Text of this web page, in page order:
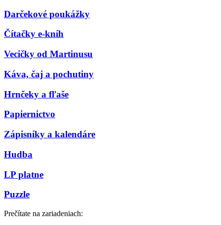
Darčekové poukážky
Čítačky e-kníh
Vecičky od Martinusu
Káva, čaj a pochutiny
Hrnčeky a fľaše
Papiernictvo
Zápisníky a kalendáre
Hudba
LP platne
Puzzle
Prečítate na zariadeniach: